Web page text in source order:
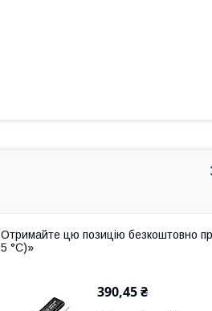
Отримайте цю позицію безкоштовно
5 °C)»
390,45 ₴